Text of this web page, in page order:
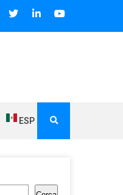
NOTIZIE SUI
ESP